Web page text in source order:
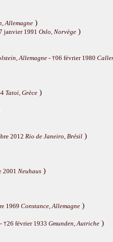
Allemagne )
janvier 1991 Oslo, Norvège )
Allemagne- †06 février 1980
Tatoi, Grèce )
2012 Rio de Janeiro, Brésil )
2001 Neuhaus )
1969 Constance, Allemagne )
- †26 février 1933 Gmunden, Autriche )